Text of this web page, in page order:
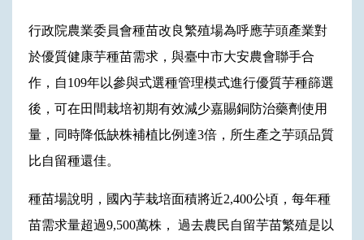
行政院農業委員會種苗改良繁殖場為呼應芋頭產業對
於優質健康芋種苗需求，與臺中市大安農會聯手合
作，自109年以參與式選種管理模式進行優質芋種篩選
後，可在田間栽培初期有效減少嘉賜銅防治藥劑使用
量，同時降低缺株補植比例達3倍，所生產之芋頭品質
比自留種還佳。
種苗場說明，國內芋栽培面積將近2,400公頃，每年種
苗需求量超過9,500萬株， 過去農民自留芋苗繁殖是以